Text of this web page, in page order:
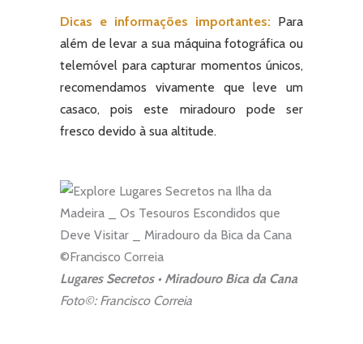
Dicas e informações importantes: Para
além de levar a sua máquina fotográfica ou
telemóvel para capturar momentos únicos,
recomendamos vivamente que leve um
casaco, pois este miradouro pode ser
fresco devido à sua altitude.
Lugares Secretos • Miradouro Bica da Cana
Foto©: Francisco Correia